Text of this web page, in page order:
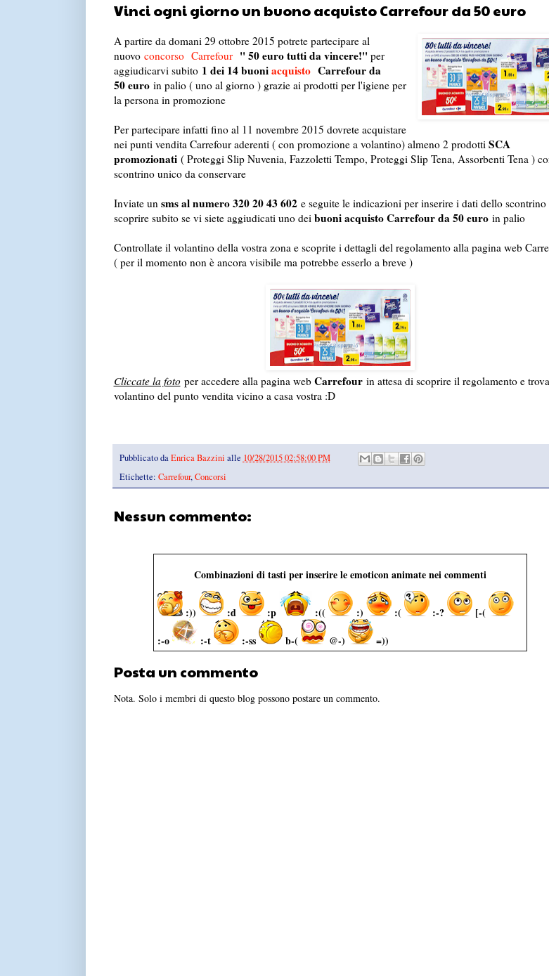
Vinci ogni giorno un buono acquisto Carrefour da 50 euro
A partire da domani 29 ottobre 2015 potrete partecipare al
nuovo concorso Carrefour '' 50 euro tutti da vincere!'' per
aggiudicarvi subito 1 dei 14 buoniacquistoCarrefour da
50 euroin palio ( uno al giorno ) grazie ai prodotti per l'igiene per
la persona in promozione
Per partecipare infatti fino al 11 novembre 2015 dovrete acquistare
nei punti vendita Carrefour aderenti ( con promozione a volantino) almeno 2 prodotti SCA
promozionati( Proteggi Slip Nuvenia, Fazzoletti Tempo, Proteggi Slip Tena, Assorbenti Tena )
scontrino unico da conservare
Inviate un sms al numero 320 20 43 602e seguite le indicazioni per inserire i dati dello scontrino
scoprire subito se vi siete aggiudicati uno dei buoni acquisto Carrefour da 50 euroin palio
Controllate il volantino della vostra zona e scoprite i dettagli del regolamento alla pagina web
( per il momento non è ancora visibile ma potrebbe esserlo a breve )
Cliccate la fotoper accedere alla pagina web Carrefourin attesa di scoprire il regolamento e
volantino del punto vendita vicino a casa vostra :D
Pubblicato daEnrica Bazzini alle 10/28/2015 02:58:00 PM
Etichette: Carrefour,Concorsi
Nessun commento:
Combinazioni di tasti per inserire le emoticon animate nei commenti
:)) :d :p :(( :) :( :-?
[-(
:-o
:-t :-ss b-( @-) =))
Posta un commento
Nota. Solo i membri di questo blog possono postare un commento.